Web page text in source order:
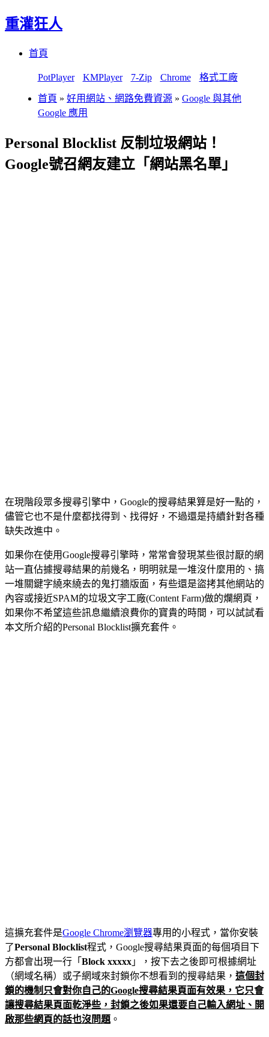
重灌狂人
首頁
PotPlayer KMPlayer 7-Zip Chrome 格式工廠
首頁 » 好用網站、網路免費資源 » Google 與其他
Google 應用
Personal Blocklist 反制垃圾網站！
Google號召網友建立「網站黑名單」
在現階段眾多搜尋引擎中，Google的搜尋結果算是好一點的，
儘管它也不是什麼都找得到、找得好，不過還是持續針對各種
缺失改進中。
如果你在使用Google搜尋引擎時，常常會發現某些很討厭的網
站一直佔據搜尋結果的前幾名，明明就是一堆沒什麼用的、搞
一堆關鍵字繞來繞去的鬼打牆版面，有些還是盜拷其他網站的
內容或接近SPAM的垃圾文字工廠(Content Farm)做的爛網頁，
如果你不希望這些訊息繼續浪費你的寶貴的時間，可以試試看
本文所介紹的Personal Blocklist擴充套件。
這擴充套件是Google Chrome瀏覽器專用的小程式，當你安裝
了Personal Blocklist程式，Google搜尋結果頁面的每個項目下
方都會出現一行「 Block xxxxx 」，按下去之後即可根據網址
（網域名稱）或子網域來封鎖你不想看到的搜尋結果， 這個封
鎖的機制只會對你自己的Google搜尋結果頁面有效果，它只會
讓搜尋結果頁面乾淨些，封鎖之後如果還要自己輸入網址、開
啟那些網頁的話也沒問題 。